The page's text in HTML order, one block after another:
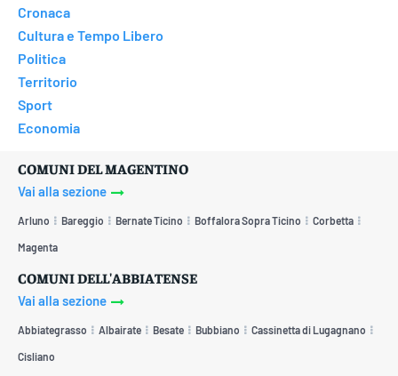
Cronaca
Cultura e Tempo Libero
Politica
Territorio
Sport
Economia
COMUNI DEL MAGENTINO
Vai alla sezione
Arluno Bareggio Bernate Ticino Boffalora Sopra Ticino Corbetta
Magenta
COMUNI DELL'ABBIATENSE
Vai alla sezione
Abbiategrasso Albairate Besate Bubbiano Cassinetta di Lugagnano
Cisliano